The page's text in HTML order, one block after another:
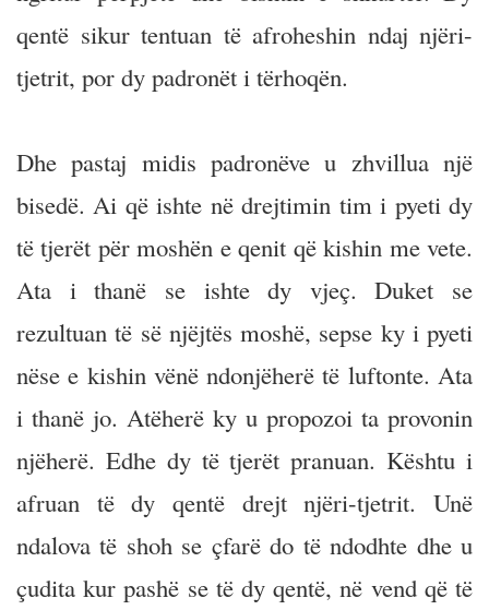
qentë sikur tentuan të afroheshin ndaj njëri-
tjetrit, por dy padronët i tërhoqën.
Dhe pastaj midis padronëve u zhvillua një
bisedë. Ai që ishte në drejtimin tim i pyeti dy
të tjerët për moshën e qenit që kishin me vete.
Ata i thanë se ishte dy vjeç. Duket se
rezultuan të së njëjtës moshë, sepse ky i pyeti
nëse e kishin vënë ndonjëherë të luftonte. Ata
i thanë jo. Atëherë ky u propozoi ta provonin
njëherë. Edhe dy të tjerët pranuan. Kështu i
afruan të dy qentë drejt njëri-tjetrit. Unë
ndalova të shoh se çfarë do të ndodhte dhe u
çudita kur pashë se të dy qentë, në vend që të